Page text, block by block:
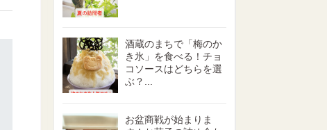
酒蔵のまちで「梅のか
き氷」を食べる！チョ
コソースはどちらを選
ぶ？...
お盆商戦が始まりま